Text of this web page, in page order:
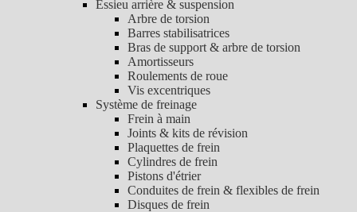
Essieu arrière & suspension
Arbre de torsion
Barres stabilisatrices
Bras de support & arbre de torsion
Amortisseurs
Roulements de roue
Vis excentriques
Système de freinage
Frein à main
Joints & kits de révision
Plaquettes de frein
Cylindres de frein
Pistons d'étrier
Conduites de frein & flexibles de frein
Disques de frein